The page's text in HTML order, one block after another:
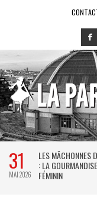
LE ROI DU
BON GOÛT
28
MAI 2026